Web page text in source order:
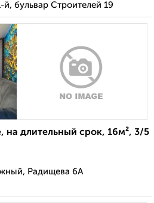
бульвар Строителей 19
на длительный срок, 16м², 3/5
Радищева 6А